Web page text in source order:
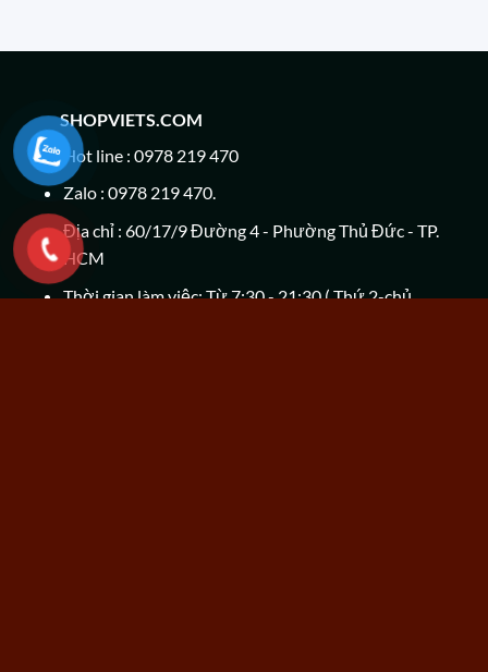
SHOPVIETS.COM
Hot line : 0978 219 470
Zalo : 0978 219 470.
Địa chỉ : 60/17/9 Đường 4 - Phường Thủ Đức - TP.
HCM
Thời gian làm việc: Từ 7:30 - 21:30 ( Thứ 2-chủ